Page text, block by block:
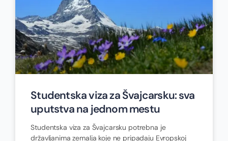
Studentska viza za Švajcarsku: sva
uputstva na jednom mestu
Studentska viza za Švajcarsku potrebna je
državljanima zemalja koje ne pripadaju Evropskoj